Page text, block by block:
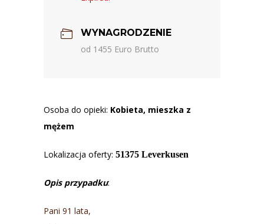
WYNAGRODZENIE
od 1455 Euro Brutto
Osoba do opieki: Kobieta, mieszka z
mężem
Lokalizacja oferty: 51375 Leverkusen
Opis przypadku:
Pani 91 lata,